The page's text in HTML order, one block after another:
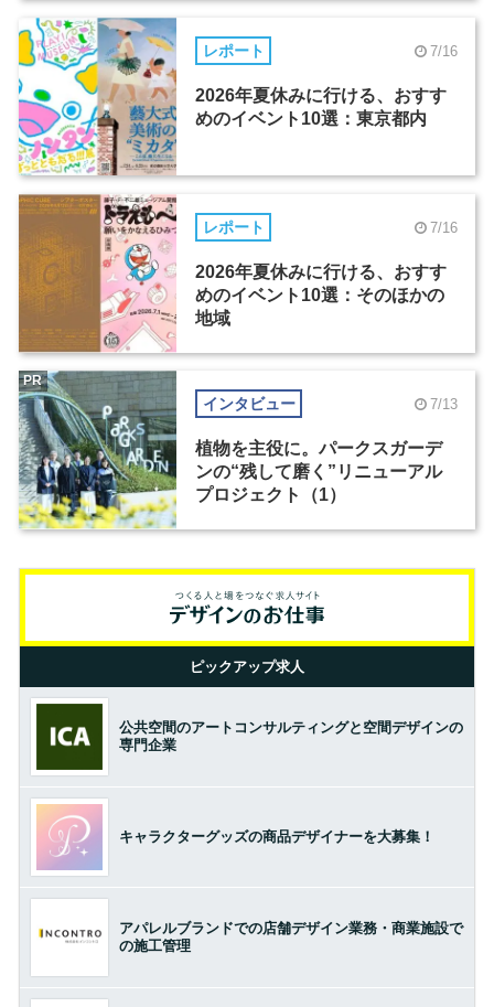
レポート 7/16
2026年夏休みに行ける、おすす
めのイベント10選：東京都内
レポート 7/16
2026年夏休みに行ける、おすす
めのイベント10選：そのほかの
地域
インタビュー 7/13
植物を主役に。パークスガーデ
ンの“残して磨く”リニューアル
プロジェクト（1）
PR
ピックアップ求人
公共空間のアートコンサルティングと空間デザインの
専門企業
キャラクターグッズの商品デザイナーを大募集！
アパレルブランドでの店舗デザイン業務・商業施設で
の施工管理